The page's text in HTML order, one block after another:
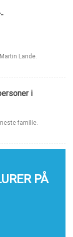
Lande.
i
familie.
PÅ